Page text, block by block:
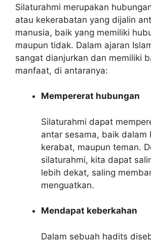
Silaturahmi merupakan
atau kekerabatan yang dijalin
manusia, baik yang memiliki
maupun tidak. Dalam ajaran
sangat dianjurkan dan memiliki
manfaat, di antaranya:
Mempererat hubungan
Silaturahmi dapat
antar sesama, baik dalam
kerabat, maupun teman.
silaturahmi, kita dapat
lebih dekat, saling
menguatkan.
Mendapat keberkahan
Dalam sebuah hadits